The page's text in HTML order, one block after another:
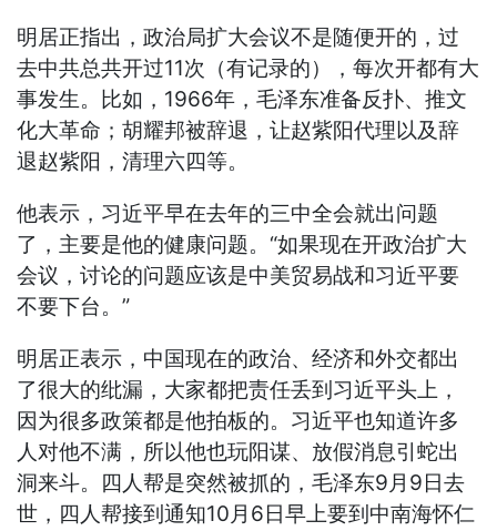
明居正指出，政治局扩大会议不是随便开的，过
去中共总共开过11次（有记录的），每次开都有大
事发生。比如，1966年，毛泽东准备反扑、推文
化大革命；胡耀邦被辞退，让赵紫阳代理以及辞
退赵紫阳，清理六四等。
他表示，习近平早在去年的三中全会就出问题
了，主要是他的健康问题。“如果现在开政治扩大
会议，讨论的问题应该是中美贸易战和习近平要
不要下台。”
明居正表示，中国现在的政治、经济和外交都出
了很大的纰漏，大家都把责任丢到习近平头上，
因为很多政策都是他拍板的。习近平也知道许多
人对他不满，所以他也玩阳谋、放假消息引蛇出
洞来斗。四人帮是突然被抓的，毛泽东9月9日去
世，四人帮接到通知10月6日早上要到中南海怀仁